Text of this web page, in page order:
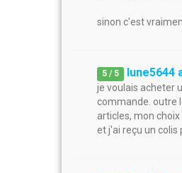
sinon c'est
5 / 5 lune5644
je voulais acheter
commande. outre
articles, mon
et j'ai reçu un